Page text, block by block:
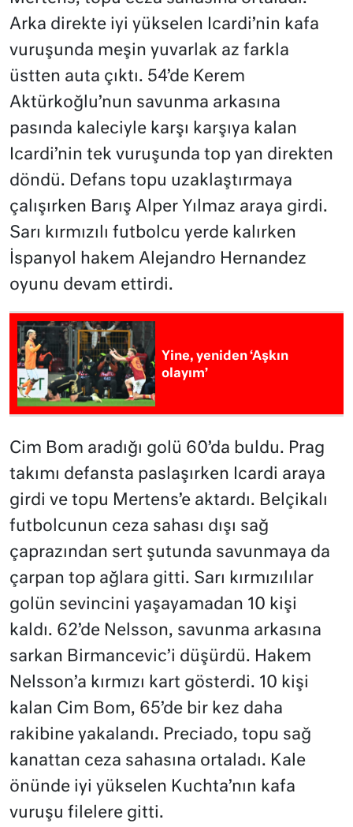
Arka direkte iyi yükselen Icardi’nin kafa
vuruşunda meşin yuvarlak az farkla
üstten auta çıktı. 54’de Kerem
Aktürkoğlu’nun savunma arkasına
pasında kaleciyle karşı karşıya kalan
Icardi’nin tek vuruşunda top yan direkten
döndü. Defans topu uzaklaştırmaya
çalışırken Barış Alper Yılmaz araya girdi.
Sarı kırmızılı futbolcu yerde kalırken
İspanyol hakem Alejandro Hernandez
oyunu devam ettirdi.
Yine, yeniden ‘Aşkın
olayım’
Cim Bom aradığı golü 60’da buldu. Prag
takımı defansta paslaşırken Icardi araya
girdi ve topu Mertens’e aktardı. Belçikalı
futbolcunun ceza sahası dışı sağ
çaprazından sert şutunda savunmaya da
çarpan top ağlara gitti. Sarı kırmızılılar
golün sevincini yaşayamadan 10 kişi
kaldı. 62’de Nelsson, savunma arkasına
sarkan Birmancevic’i düşürdü. Hakem
Nelsson’a kırmızı kart gösterdi. 10 kişi
kalan Cim Bom, 65’de bir kez daha
rakibine yakalandı. Preciado, topu sağ
kanattan ceza sahasına ortaladı. Kale
önünde iyi yükselen Kuchta’nın kafa
vuruşu filelere gitti.